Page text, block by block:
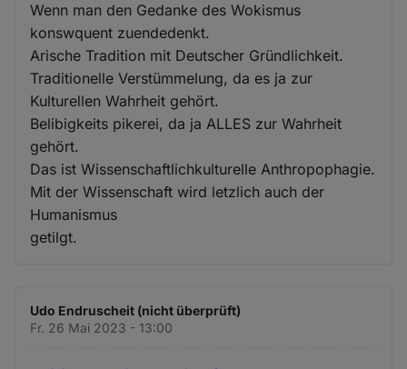
Wenn man den Gedanke des Wokismus
konswquent zuendedenkt.
Arische Tradition mit Deutscher Gründlichkeit.
Traditionelle Verstümmelung, da es ja zur
Kulturellen Wahrheit gehört.
Belibigkeits pikerei, da ja ALLES zur Wahrheit
gehört.
Das ist Wissenschaftlichkulturelle Anthropophagie.
Mit der Wissenschaft wird letzlich auch der
Humanismus
getilgt.
Udo Endruscheit (nicht überprüft)
Fr. 26 Mai 2023 - 13:00